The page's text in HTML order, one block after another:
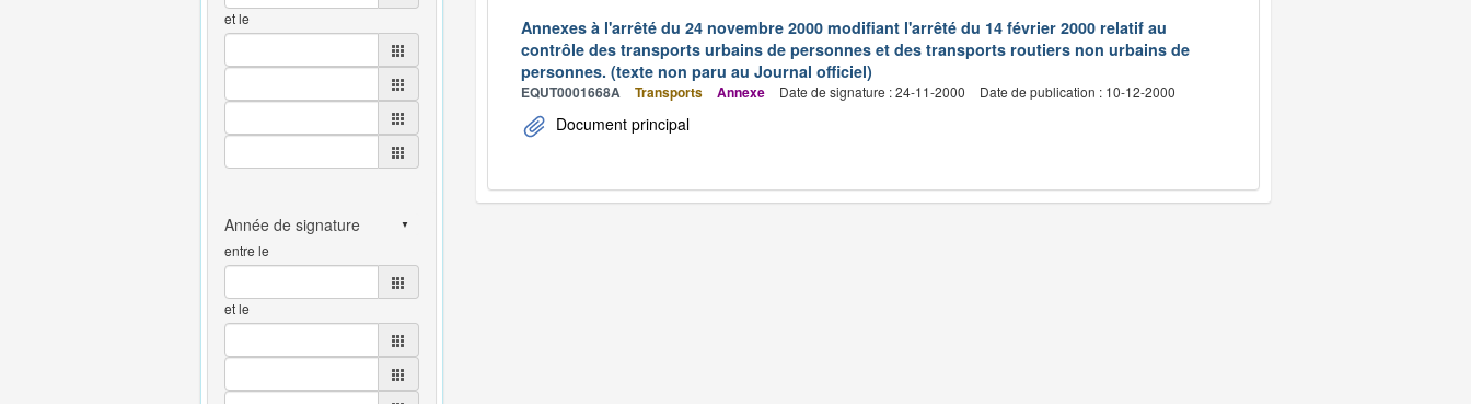
et le
entre le
et le
Annexes à l'arrêté du 24 novembre 2000 modifiant l'arrêté du 14 février 2000 relatif au
contrôle des transports urbains de personnes et des transports routiers non urbains de
personnes. (texte non paru au Journal officiel)
EQUT0001668A Transports Annexe Date de signature : 24-11-2000 Date de publication : 10-12-2000
Document principal